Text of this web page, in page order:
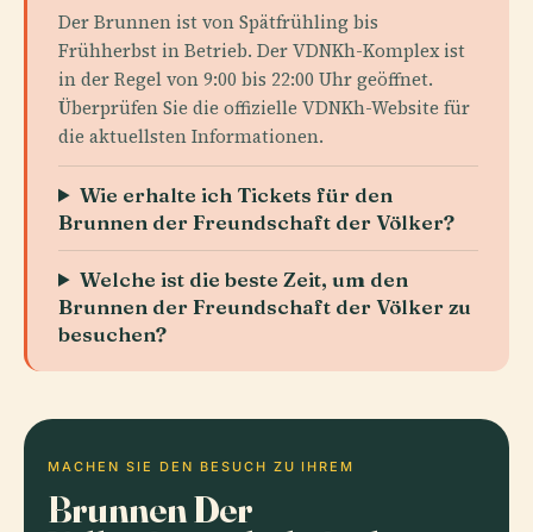
Der Brunnen ist von Spätfrühling bis
Frühherbst in Betrieb. Der VDNKh-Komplex ist
in der Regel von 9:00 bis 22:00 Uhr geöffnet.
Überprüfen Sie die offizielle VDNKh-Website für
die aktuellsten Informationen.
Wie erhalte ich Tickets für den
Brunnen der Freundschaft der Völker?
Welche ist die beste Zeit, um den
Brunnen der Freundschaft der Völker zu
besuchen?
MACHEN SIE DEN BESUCH ZU IHREM
Brunnen Der